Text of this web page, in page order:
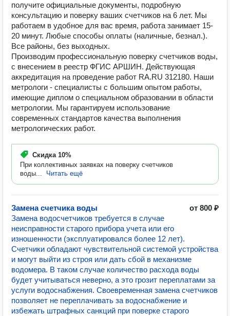
получите официальные документы, подробную
консультацию и поверку ваших счетчиков на 6 лет. Мы
работаем в удобное для вас время, работа занимает 15-
20 минут. Любые способы оплаты (наличные, безнал.).
Все районы, без выходных.
Производим профессиональную поверку счетчиков воды,
с внесением в реестр ФГИС АРШИН. Действующая
аккредитация на проведение работ RA.RU 312180. Наши
метрологи - специалисты с большим опытом работы,
имеющие диплом о специальном образовании в области
метрологии. Мы гарантируем использование
современных стандартов качества выполнения
метрологических работ.
Скидка 10%
При коллективных заявках на поверку счетчиков
воды...
Читать ещё
Замена счетчика воды
от 800 ₽
Замена водосчетчиков требуется в случае
неисправности старого прибора учета или его
изношенности (эксплуатировался более 12 лет).
Счетчики обладают чувствительной системой устройства
и могут выйти из строя или дать сбой в механизме
водомера. В таком случае количество расхода воды
будет учитываться неверно, а это грозит переплатами за
услуги водоснабжения. Своевременная замена счетчиков
позволяет не переплачивать за водоснабжение и
избежать штрафных санкций при поверке старого